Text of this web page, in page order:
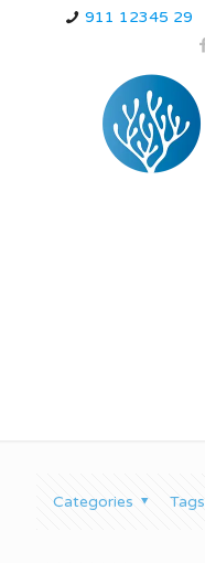
911 12345 29
Categories Tags